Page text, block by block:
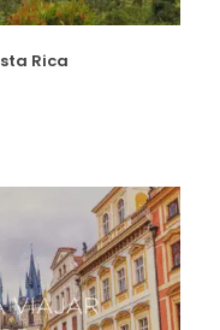
Rica